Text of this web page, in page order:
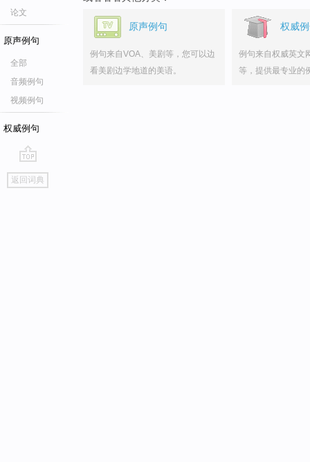
论文
原声例句
全部
音频例句
视频例句
权威例句
go
top
返回词典
原声例句
例句来自VOA、美剧等，您可以边
看美剧边学地道的美语。
权威
例句来自权威英文
等，提供最专业的